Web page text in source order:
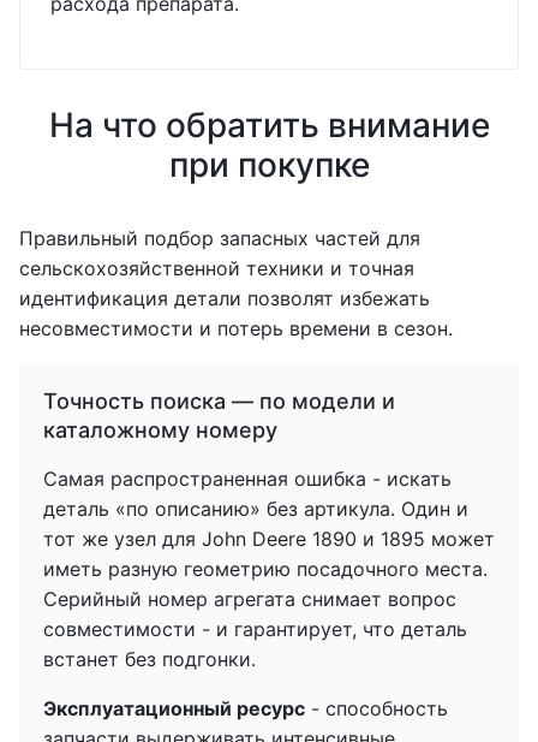
На что обратить внимание
при покупке
Правильный подбор запасных частей для
сельскохозяйственной техники и точная
идентификация детали позволят избежать
несовместимости и потерь времени в сезон.
Точность поиска — по модели и
каталожному номеру
Самая распространенная ошибка - искать
деталь «по описанию» без артикула. Один и
тот же узел для John Deere 1890 и 1895 может
иметь разную геометрию посадочного места.
Серийный номер агрегата снимает вопрос
совместимости - и гарантирует, что деталь
встанет без подгонки.
Эксплуатационный ресурс - способность